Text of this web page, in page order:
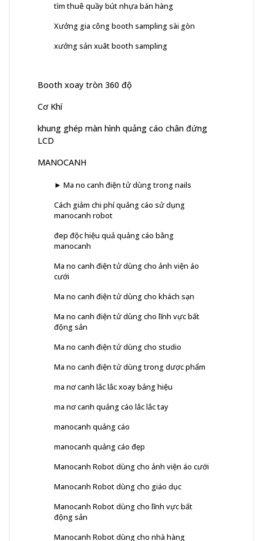
tìm thuê quầy bút nhựa bán hàng
Xưởng gia công booth sampling sài gòn
xưởng sản xuât booth sampling
Booth xoay tròn 360 độ
Cơ Khí
khung ghép màn hình quảng cáo chân đứng
LCD
MANOCANH
► Ma no canh điện tử dùng trong nails
Cách giảm chi phí quảng cáo sử dụng
manocanh robot
đep độc hiệu quả quảng cáo bằng
manocanh
Ma no canh điện tử dùng cho ảnh viện áo
cưới
Ma no canh điện tử dùng cho khách sạn
Ma no canh điện tử dùng cho lĩnh vực bất
động sản
Ma no canh điện tử dùng cho studio
Ma no canh điện tử dùng trong dược phẩm
ma nơ canh lắc lắc xoay bảng hiệu
ma nơ canh quảng cáo lắc lắc tay
manocanh quảng cáo
manocanh quảng cáo đẹp
Manocanh Robot dùng cho ảnh viện áo cưới
Manocanh Robot dùng cho giáo dục
Manocanh Robot dùng cho lĩnh vực bất
động sản
Manocanh Robot dùng cho nhà hàng